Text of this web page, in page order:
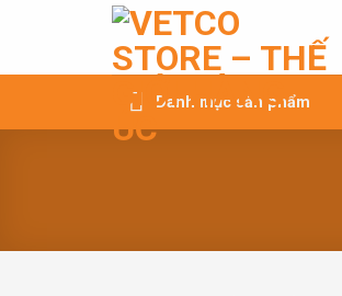
Danh mục sản phẩm